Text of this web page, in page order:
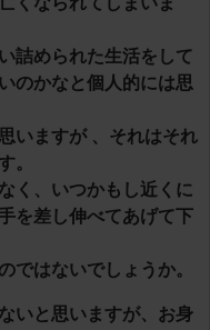
詰められた生活をして
のかなと個人的には思
いますが 、それはそれ
。
く、いつかもし近くに
を差し伸べてあげて下
ではないでしょうか。
いと思いますが、お身